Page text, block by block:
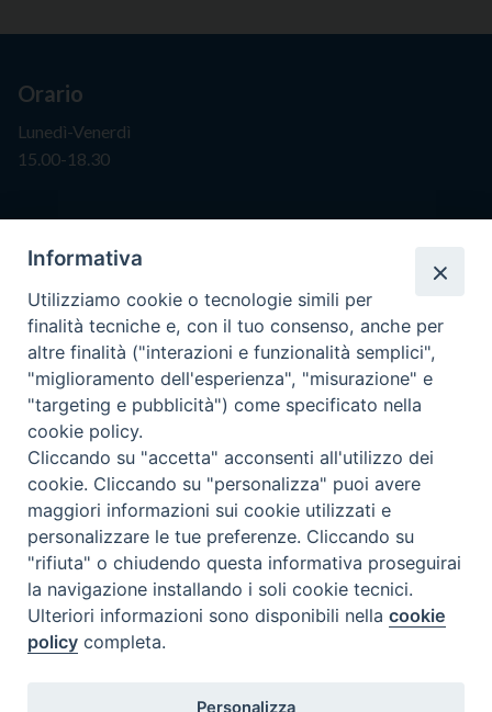
Istituto Superiore di Scienze Religiose
"Mons. Vincenzo Zoccali"
Via Pio XI, 236 - 89133 Reggio Calabria
Tel. 0965593575
Fax 0965597484
Orario
Lunedì-Venerdì
15.00-18.30
Informativa
Utilizziamo cookie o tecnologie simili per
finalità tecniche e, con il tuo consenso, anche per
altre finalità ("interazioni e funzionalità semplici",
"miglioramento dell'esperienza", "misurazione" e
"targeting e pubblicità") come specificato nella
cookie policy.
Cliccando su "accetta" acconsenti all'utilizzo dei
cookie. Cliccando su "personalizza" puoi avere
maggiori informazioni sui cookie utilizzati e
personalizzare le tue preferenze. Cliccando su
"rifiuta" o chiudendo questa informativa proseguirai
la navigazione installando i soli cookie tecnici.
Ulteriori informazioni sono disponibili nellacookie
policy completa.
Personalizza